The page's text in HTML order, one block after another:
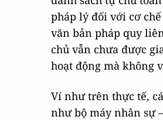
pháp lý đối với cơ
văn bản pháp quy
chủ vẫn chưa được
hoạt động mà không
Ví như trên thực tế,
như bộ máy nhân sự